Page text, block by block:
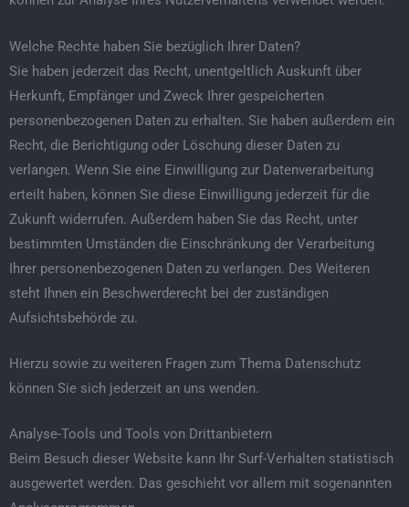
Welche Rechte haben Sie bezüglich Ihrer Daten?
Sie haben jederzeit das Recht, unentgeltlich Auskunft über
Herkunft, Empfänger und Zweck Ihrer gespeicherten
personenbezogenen Daten zu erhalten. Sie haben außerdem ein
Recht, die Berichtigung oder Löschung dieser Daten zu
verlangen. Wenn Sie eine Einwilligung zur Datenverarbeitung
erteilt haben, können Sie diese Einwilligung jederzeit für die
Zukunft widerrufen. Außerdem haben Sie das Recht, unter
bestimmten Umständen die Einschränkung der Verarbeitung
Ihrer personenbezogenen Daten zu verlangen. Des Weiteren
steht Ihnen ein Beschwerderecht bei der zuständigen
Aufsichtsbehörde zu.
Hierzu sowie zu weiteren Fragen zum Thema Datenschutz
können Sie sich jederzeit an uns wenden.
Analyse-Tools und Tools von Dritt­anbietern
Beim Besuch dieser Website kann Ihr Surf-Verhalten statistisch
ausgewertet werden. Das geschieht vor allem mit sogenannten